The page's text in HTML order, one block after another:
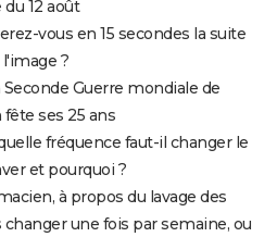
12 août
vous en 15 secondes la suite
?
Guerre mondiale de
ses 25 ans
fréquence faut-il changer le
et pourquoi ?
à propos du lavage des
changer une fois par semaine, ou